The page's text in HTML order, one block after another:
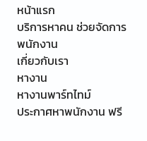
หน้าแรก
บริการหาคน ช่วยจัดการ
พนักงาน
เกี่ยวกับเรา
หางาน
หางานพาร์ทไทม์
ประกาศหาพนักงาน ฟรี